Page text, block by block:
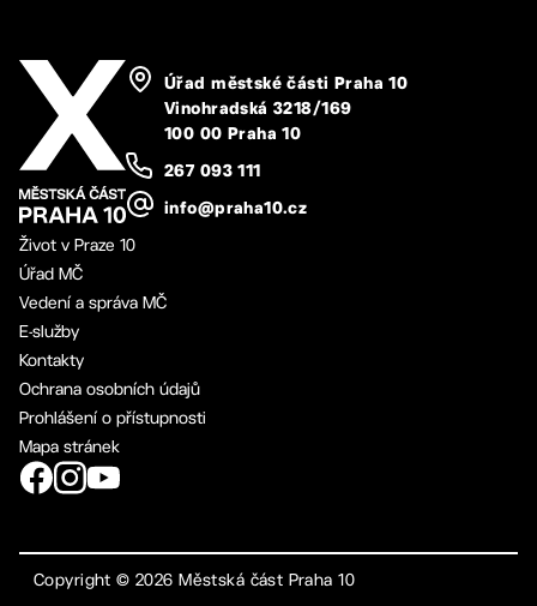
Úřad městské části Praha 10
Vinohradská 3218/169
100 00 Praha 10
267 093 111
info@praha10.cz
Život v Praze 10
Úřad MČ
Vedení a správa MČ
E-služby
Kontakty
Ochrana osobních údajů
Prohlášení o přístupnosti
Mapa stránek
Copyright ©2026 Městská část Praha 10